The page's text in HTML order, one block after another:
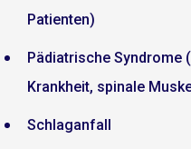
Patienten)
Pädiatrische Syndrome
Krankheit, spinale
Schlaganfall